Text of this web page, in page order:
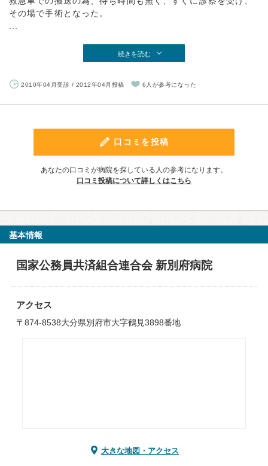
その場で手術となった。
続きを読む
2010年04月受診 / 2012年04月投稿 6人が参考になった
口コミを投稿
あなたの口コミが病院を探している人の参考になります。
口コミ投稿について詳しくはこちら
基本情報
国家公務員共済組合連合会 新別府病院
アクセス
〒874-8538大分県別府市大字鶴見3898番地
大きな地図・アクセス